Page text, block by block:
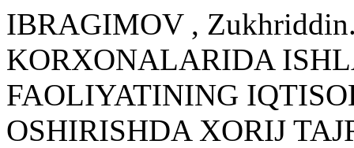
IBRAGIMOV ,
KORXONALARIDA
FAOLIYATINING
OSHIRISHDA XORIJ